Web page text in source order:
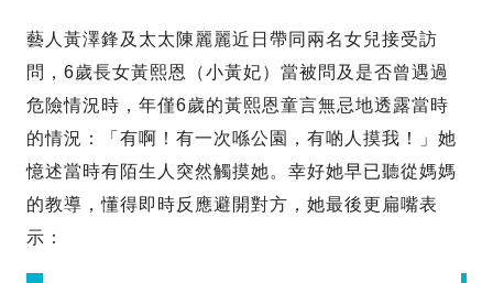
藝人黃澤鋒及太太陳麗麗近日帶同兩名女兒接受訪
問，6歲長女黃熙恩（小黃妃）當被問及是否曾遇過
危險情況時，年僅6歲的黃熙恩童言無忌地透露當時
的情況：「有啊！有一次喺公園，有啲人摸我！」她
憶述當時有陌生人突然觸摸她。幸好她早已聽從媽媽
的教導，懂得即時反應避開對方，她最後更扁嘴表
示：